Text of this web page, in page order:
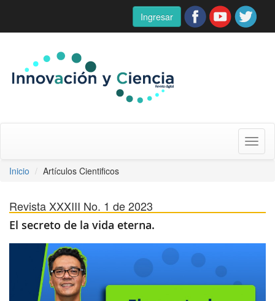
Ingresar
Inicio
Artículos Cientificos
Revista XXXIII No. 1 de 2023
El secreto de la vida eterna.